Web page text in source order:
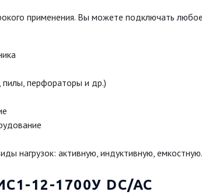
применения. Вы можете подключать
пилы, перфораторы и др.)
нагрузок: активную, индуктивную, емкостную.
12-1700У DC/AC